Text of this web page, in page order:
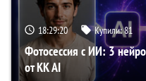
18:29:19 Купили:81
Фотосессия с ИИ: 3
от KK AI